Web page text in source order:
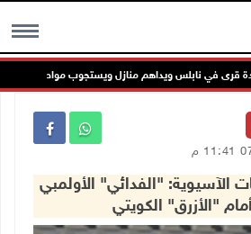
MENUفي نابلس ويداهم منازل ويستجوب مواطنين
الآسيوية: "الفدائي" الأولمبي
"الأزرق" الكويتي